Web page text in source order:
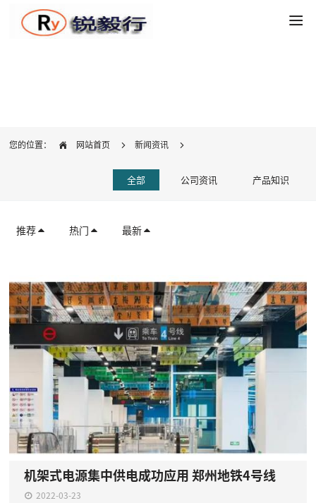
您的位置： 网站首页 新闻资讯
全部 公司资讯 产品知识
推荐 热门 最新
机架式电源集中供电成功应用 郑州地铁4号线
2022-03-23